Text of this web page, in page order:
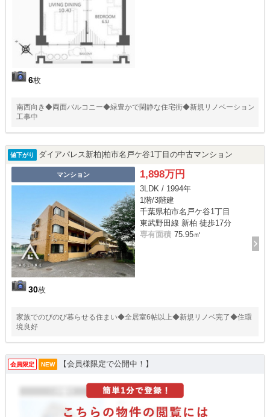
6枚
南西向き◆両面バルコニー◆緑豊かで閑静な住宅街◆新規リノベーション
工事中
値下がり ダイアパレス新柏|柏市名戸ケ谷1丁目の中古マンション
マンション
30枚
1,898万円
3LDK / 1994年
1階/3階建
千葉県柏市名戸ケ谷1丁目
東武野田線 新柏 徒歩17分
専有面積 75.95㎡
家族でのびのび暮らせる住まい◆全居室6帖以上◆新規リノベ完了◆住環
境良好
会員限定 NEW 【会員様限定で公開中！】